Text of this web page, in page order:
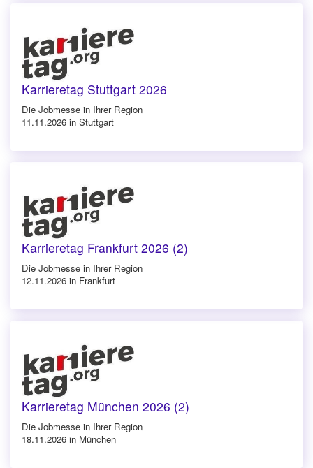
Karrieretag Stuttgart 2026
Die Jobmesse in Ihrer Region
11.11.2026 in Stuttgart
Karrieretag Frankfurt 2026 (2)
Die Jobmesse in Ihrer Region
12.11.2026 in Frankfurt
Karrieretag München 2026 (2)
Die Jobmesse in Ihrer Region
18.11.2026 in München